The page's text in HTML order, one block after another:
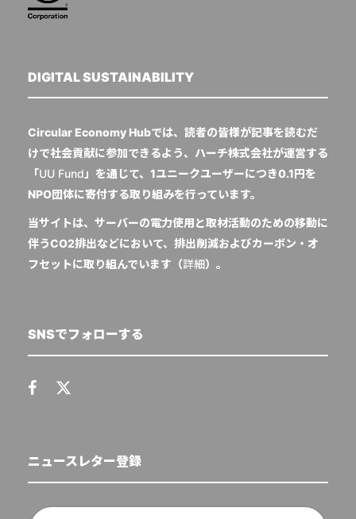
DIGITAL SUSTAINABILITY
Circular Economy Hubでは、読者の皆様が記事を読むだ
けで社会貢献に参加できるよう、ハーチ株式会社が運営する
「UU Fund 」を通じて、1ユニークユーザーにつき0.1円を
NPO団体に寄付する取り組みを行っています。
当サイトは、サーバーの電力使用と取材活動のための移動に
伴うCO2排出などにおいて、排出削減およびカーボン・オ
フセットに取り組んでいます（詳細）。
SNSでフォローする
ニュースレター登録